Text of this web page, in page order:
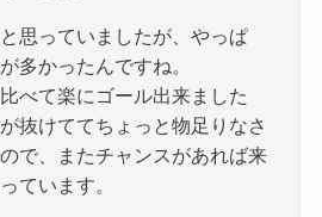
思っていましたが、やっぱ
多かったんですね。
べて楽にゴール出来ました
抜けててちょっと物足りなさ
で、またチャンスがあれば来
ています。